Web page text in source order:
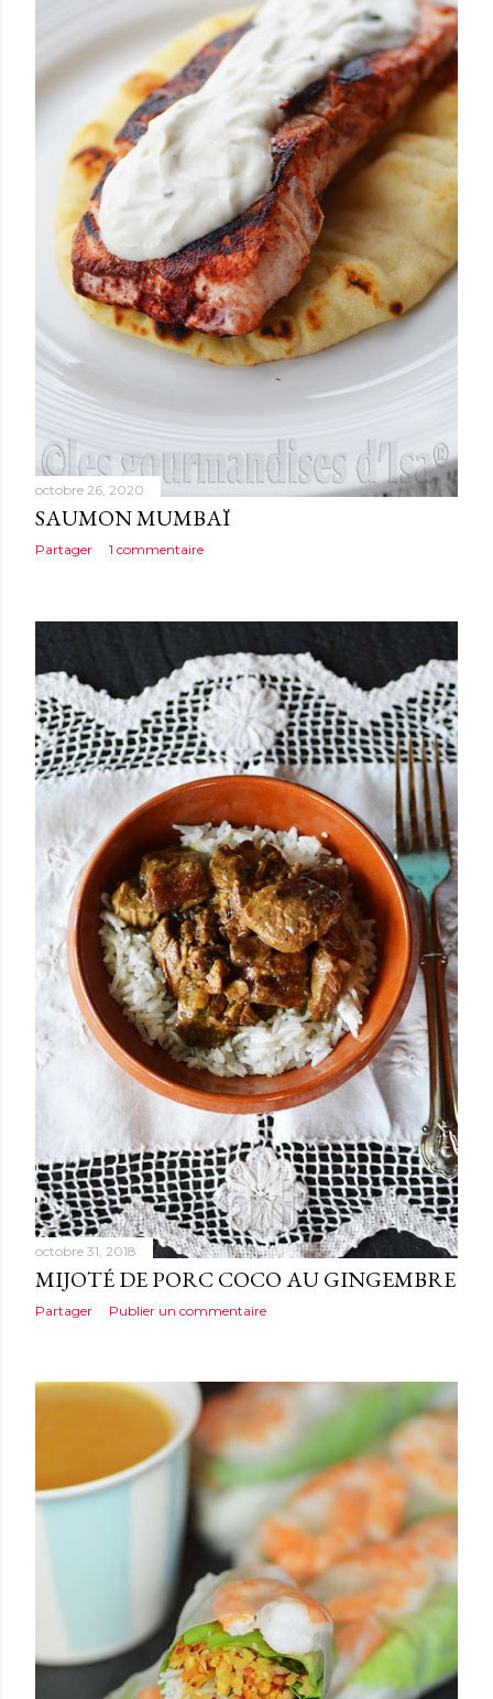
octobre 26, 2020
SAUMON MUMBAÏ
Partager 1 commentaire
octobre 31, 2018
MIJOTÉ DE PORC COCO AU GINGEMBRE
Partager Publier un commentaire